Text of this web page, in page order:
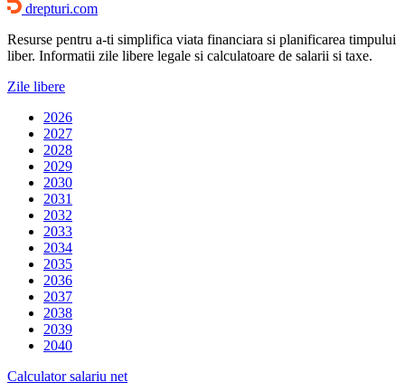
drepturi.com
Resurse pentru a-ti simplifica viata financiara si planificarea timpului
liber. Informatii zile libere legale si calculatoare de salarii si taxe.
Zile libere
2026
2027
2028
2029
2030
2031
2032
2033
2034
2035
2036
2037
2038
2039
2040
Calculator salariu net